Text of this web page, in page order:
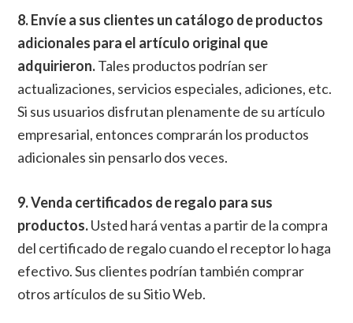
8. Envíe a sus clientes un catálogo de productos
adicionales para el artículo original que
adquirieron.Tales productos podrían ser
actualizaciones, servicios especiales, adiciones, etc.
Si sus usuarios disfrutan plenamente de su artículo
empresarial, entonces comprarán los productos
adicionales sin pensarlo dos veces.
9. Venda certificados de regalo para sus
productos.Usted hará ventas a partir de la compra
del certificado de regalo cuando el receptor lo haga
efectivo. Sus clientes podrían también comprar
otros artículos de su Sitio Web.